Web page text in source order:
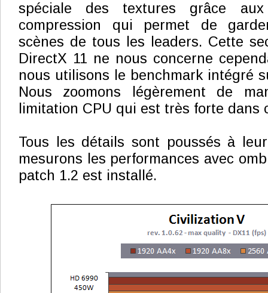
spéciale des textures grâce aux
compression qui permet de
scènes de tous les leaders. Cette
DirectX 11 ne nous concerne
nous utilisons le benchmark intégré
Nous zoomons légèrement de
limitation CPU qui est très forte dans
Tous les détails sont poussés à
mesurons les performances avec
patch 1.2 est installé.